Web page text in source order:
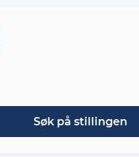
Søk på stillingen